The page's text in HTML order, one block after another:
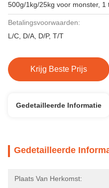
500g/1kg/25kg voor monster, 1
Betalingsvoorwaarden:
L/C, D/A, D/P, T/T
Krijg Beste Prijs
Gedetailleerde Informatie
Gedetailleerde
Plaats Van Herkomst: